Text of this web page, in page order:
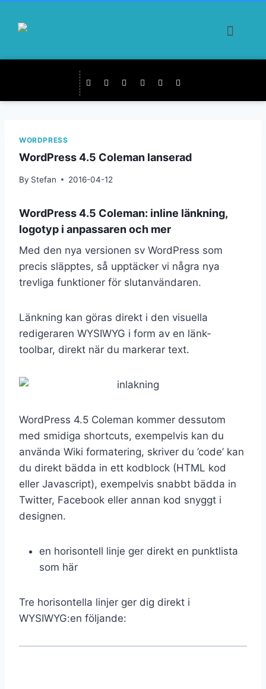
WORDPRESS
WordPress 4.5 Coleman lanserad
By Stefan 2016-04-12
WordPress 4.5 Coleman: inline länkning,
logotyp i anpassaren och mer
Med den nya versionen sv WordPress som
precis släpptes, så upptäcker vi några nya
trevliga funktioner för slutanvändaren.
Länkning kan göras direkt i den visuella
redigeraren WYSIWYG i form av en länk-
toolbar, direkt när du markerar text.
WordPress 4.5 Coleman kommer dessutom
med smidiga shortcuts, exempelvis kan du
använda Wiki formatering, skriver du ’code’ kan
du direkt bädda in ett kodblock (HTML kod
eller Javascript), exempelvis snabbt bädda in
Twitter, Facebook eller annan kod snyggt i
designen.
en horisontell linje ger direkt en punktlista
som här
Tre horisontella linjer ger dig direkt i
WYSIWYG:en följande: